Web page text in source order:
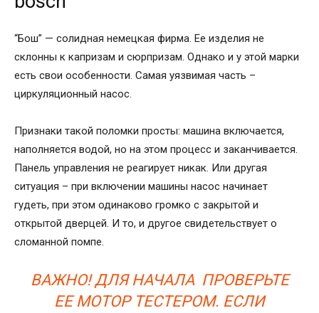
“Бош” — солидная немецкая фирма. Ее изделия не
склонны к капризам и сюрпризам. Однако и у этой марки
есть свои особенности. Самая уязвимая часть –
циркуляционный насос.
Признаки такой поломки просты: машина включается,
наполняется водой, но на этом процесс и заканчивается.
Панель управления не реагирует никак. Или другая
ситуация – при включении машины насос начинает
гудеть, при этом одинаково громко с закрытой и
открытой дверцей. И то, и другое свидетельствует о
сломанной помпе.
ВАЖНО! ДЛЯ НАЧАЛА ПРОВЕРЬТЕ
ЕЕ МОТОР ТЕСТЕРОМ. ЕСЛИ